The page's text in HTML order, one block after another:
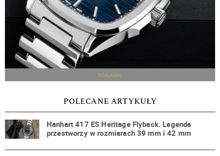
REKLAMA
POLECANE ARTYKUŁY
Hanhart 417 ES Heritage Flyback. Legenda
przestworzy w rozmiarach 39 mm i 42 mm